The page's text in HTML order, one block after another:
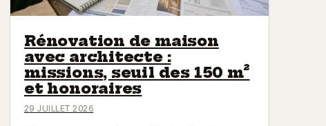
Rénovation de maison
avec architecte :
missions, seuil des 150 m²
et honoraires
29 JUILLET 2026